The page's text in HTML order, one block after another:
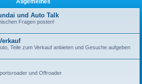
Allgemeines
und Auto Talk
Fragen posten!
Teile zum Verkauf anbieten und Gesuche aufgeben
und Offroader